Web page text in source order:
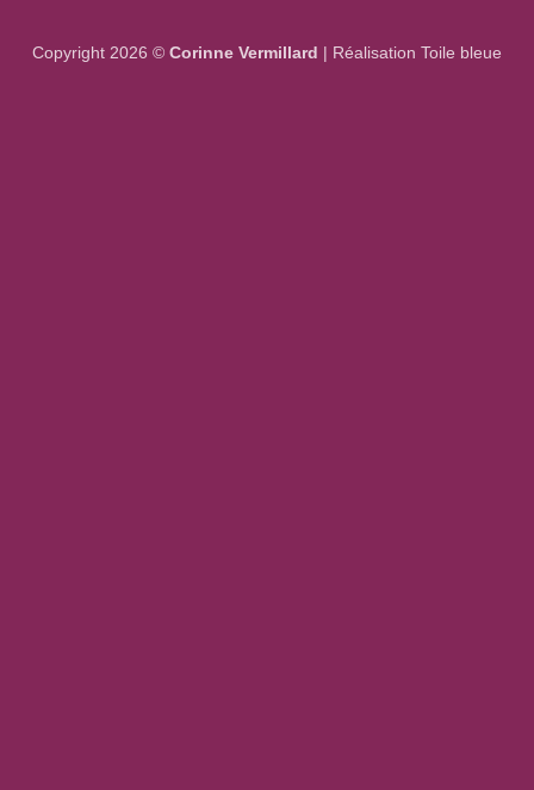
Copyright 2026 © Corinne Vermillard | Réalisation Toile bleue